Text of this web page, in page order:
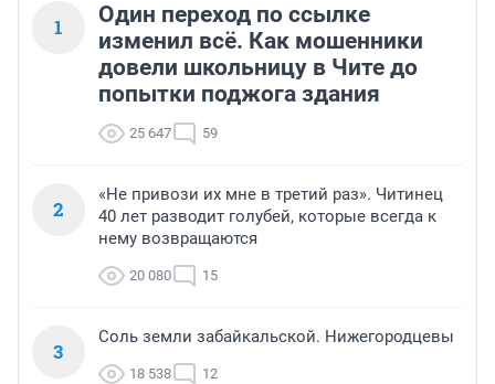
1
Один переход по ссылке
изменил всё. Как мошенники
довели школьницу в Чите до
попытки поджога здания
25 647 59
2
«Не привози их мне в третий раз». Читинец
40 лет разводит голубей, которые всегда к
нему возвращаются
20 080 15
3
Соль земли забайкальской. Нижегородцевы
18 538 12